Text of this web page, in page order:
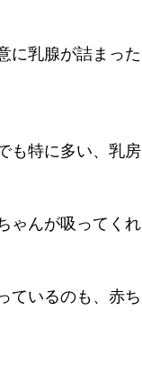
に乳腺が詰まっ
も特に多い、乳房
ゃんが吸ってくれ
ているのも、赤